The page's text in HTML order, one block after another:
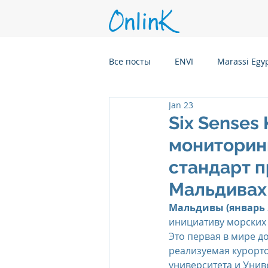
Все посты ENVI Marassi
Six Senses Kanuhura, Maldives
Six Senses Kaplankaya, Turkey
Six Senses Rome, Italy Six
Six Senses CransMontana
Six Senses
стандарт
Мальдивах
Jan 23
Мальдивы (январь
инициативу
Это первая в мире
реализуемая
университета и